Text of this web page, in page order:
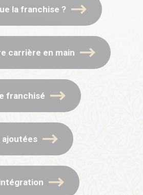
la franchise ?
carrière en main
franchisé
ajoutées